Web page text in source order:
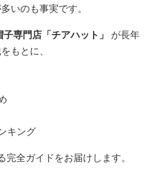
いのも事実です。
専門店「チアハット」
が長年
もとに、
キング
全ガイドをお届けします。